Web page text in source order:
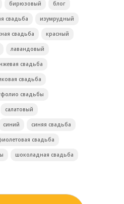
бирюзовый блог
свадьба изумрудный
свадьба красный
лавандовый
свадьба
свадьба
свадьбы
салатовый
синий синяя свадьба
свадьба
шоколадная свадьба